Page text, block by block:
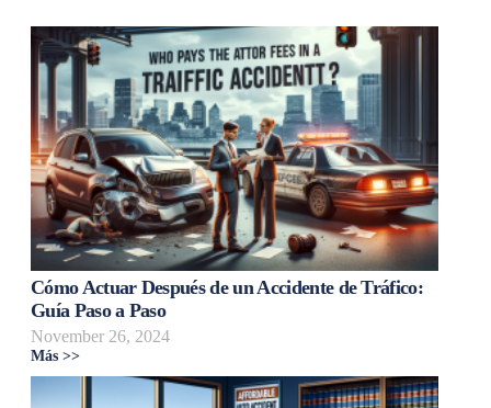
Cómo Actuar Después de un Accidente de Tráfico:
Guía Paso a Paso
November 26, 2024
Más >>